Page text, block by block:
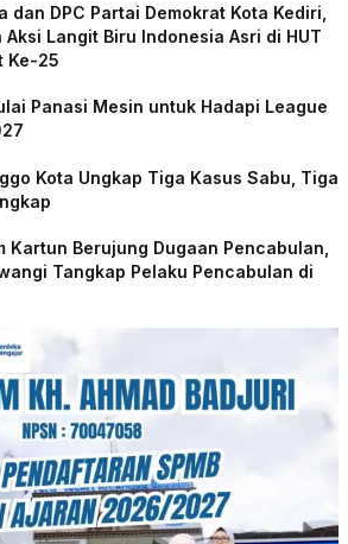
dan DPC Partai Demokrat Kota Kediri,
Langit Biru Indonesia Asri di HUT
Ke-25
Panasi Mesin untuk Hadapi League
Kota Ungkap Tiga Kasus Sabu, Tiga
Kartun Berujung Dugaan Pencabulan,
Tangkap Pelaku Pencabulan di